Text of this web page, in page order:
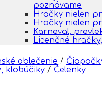
poznávame
Hračky nielen
Hračky nielen
Karneval,
Licenčné
oblečenie /
klobúčiky / Čelenky